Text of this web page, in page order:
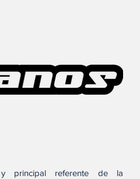
principal referente de la